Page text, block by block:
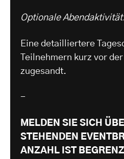
Optionale
Eine detailliertere
Teilnehmern kurz vor
zugesandt.
-
MELDEN SIE SICH
STEHENDEN
ANZAHL IST